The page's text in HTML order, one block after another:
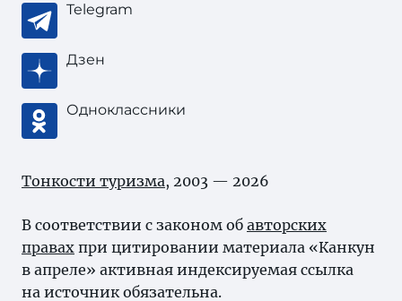
Telegram
Дзен
Одноклассники
Тонкости туризма, 2003 — 2026
В соответствии с законом об авторских
правах при цитировании материала «Канкун
в апреле» активная индексируемая ссылка
на источник обязательна.